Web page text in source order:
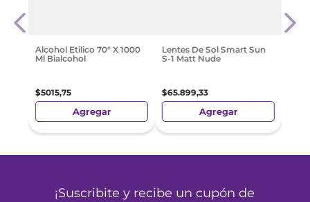
Alcohol Etilico 70° X 1000
Ml Bialcohol
$5015,75
Agregar
Lentes De Sol Smart Sun
S-1 Matt Nude
$65.899,33
Agregar
¡Suscribite y recibe un cupón de